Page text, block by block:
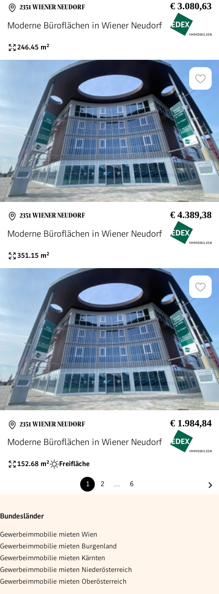
2351 WIENER NEUDORF € 3.080,63
Moderne Büroflächen in Wiener Neudorf
246.45 m²
2351 WIENER NEUDORF € 4.389,38
Moderne Büroflächen in Wiener Neudorf
351.15 m²
2351 WIENER NEUDORF € 1.984,84
Moderne Büroflächen in Wiener Neudorf
152.68 m² Freifläche
1 2 6
Bundesländer
Gewerbeimmobilie mieten Wien
Gewerbeimmobilie mieten Burgenland
Gewerbeimmobilie mieten Kärnten
Gewerbeimmobilie mieten Niederösterreich
Gewerbeimmobilie mieten Oberösterreich